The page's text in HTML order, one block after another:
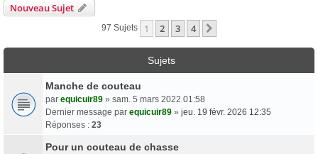
Nouveau Sujet
97 Sujets 1 2 3 4
Sujets
Manche de couteau
par equicuir89 » sam. 5 mars 2022 01:58
Dernier message par equicuir89 » jeu. 19 févr. 2026 12:35
Réponses : 23
Pour un couteau de chasse